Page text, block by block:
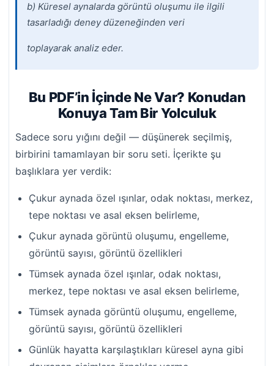
b) Küresel aynalarda görüntü oluşumu ile ilgili
tasarladığı deney düzeneğinden veri
toplayarak analiz eder.
Bu PDF’in İçinde Ne Var? Konudan
Konuya Tam Bir Yolculuk
Sadece soru yığını değil — düşünerek seçilmiş,
birbirini tamamlayan bir soru seti. İçerikte şu
başlıklara yer verdik:
Çukur aynada özel ışınlar, odak noktası, merkez,
tepe noktası ve asal eksen belirleme,
Çukur aynada görüntü oluşumu, engelleme,
görüntü sayısı, görüntü özellikleri
Tümsek aynada özel ışınlar, odak noktası,
merkez, tepe noktası ve asal eksen belirleme,
Tümsek aynada görüntü oluşumu, engelleme,
görüntü sayısı, görüntü özellikleri
Günlük hayatta karşılaştıkları küresel ayna gibi